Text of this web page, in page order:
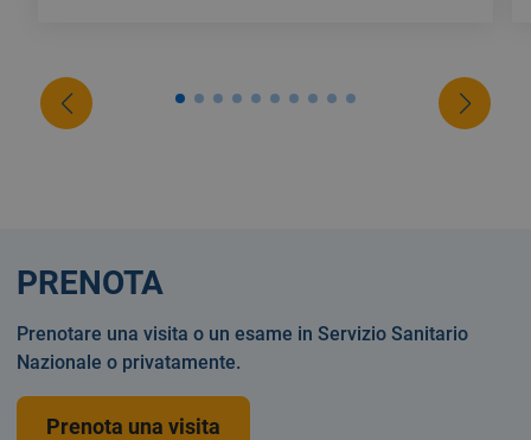
PRENOTA
Prenotare una visita o un esame in Servizio Sanitario
Nazionale o privatamente.
Prenota una visita